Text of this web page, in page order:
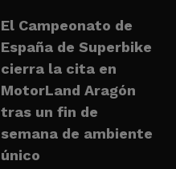
El Campeonato de
España de Superbike
cierra la cita en
MotorLand Aragón
tras un fin de
semana de ambiente
único